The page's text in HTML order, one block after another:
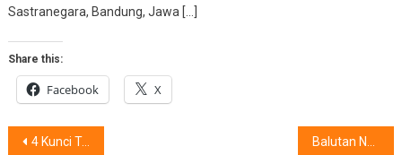
Sastranegara, Bandung, Jawa […]
Share this:
Facebook X
Post
4 Kunci Terbangkan Stres #DiRumahAja